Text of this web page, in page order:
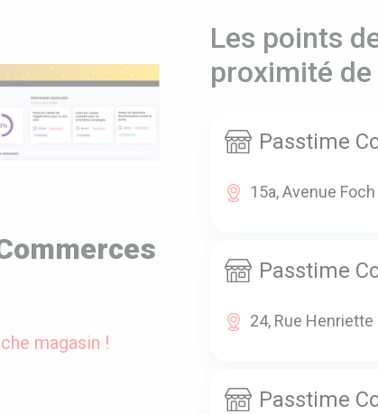
magasin !
Les points
proximité
Passtime
15a, Avenue
Passtime
24, Rue
Passtime